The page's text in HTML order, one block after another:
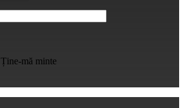
Ține-mă minte